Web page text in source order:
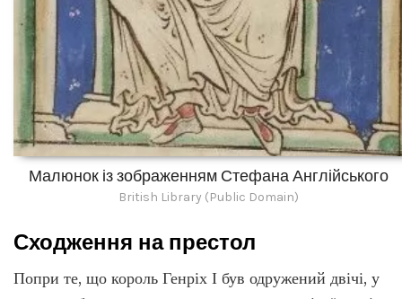
Малюнок із зображенням Стефана Англійського
British Library (Public Domain)
Сходження на престол
Попри те, що король Генріх І був одружений двічі, у